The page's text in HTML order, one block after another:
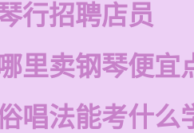
行招聘店员
里卖钢琴便宜
唱法能考什么